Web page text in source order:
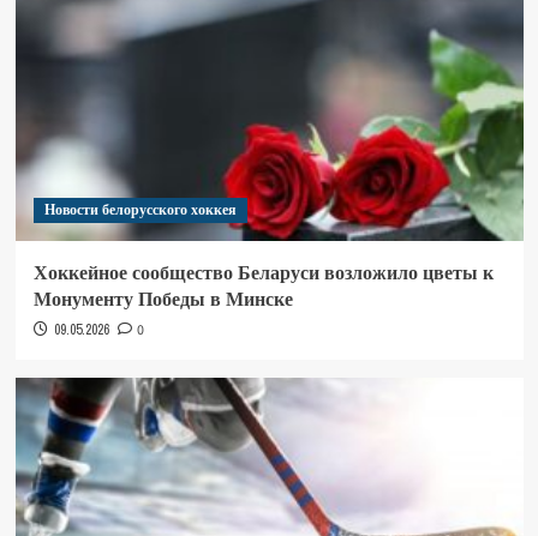
Новости белорусского хоккея
Хоккейное сообщество Беларуси возложило цветы к
Монументу Победы в Минске
09.05.2026 0